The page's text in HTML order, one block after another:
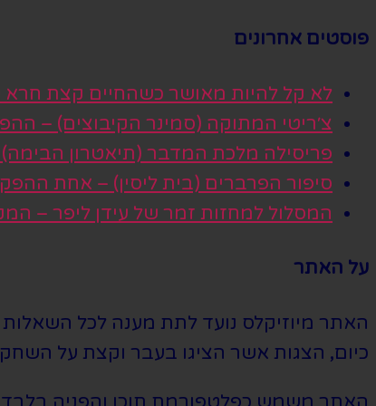
פוסטים אחרונים
לא קל להיות מאושר כשהחיים קצת
צ׳ריטי המתוקה (סמינר הקיבוצים) –
פריסילה מלכת המדבר (תיאטרון הבימה)
סיפור הפרברים (בית ליסין) – אחת
המסלול למחזות זמר של עידן ליפר –
על האתר
האתר מיוזיקלס נועד לתת מענה לכל השאלות
כיום, הצגות אשר הציגו בעבר וקצת על